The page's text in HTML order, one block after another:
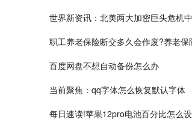
世界新资讯：北美两大加密巨头危机
职工养老保险断交多久会作废?养老
百度网盘不想自动备份怎么办
当前聚焦：qq字体怎么恢复默认字体
每日速读!苹果12pro电池百分比怎么